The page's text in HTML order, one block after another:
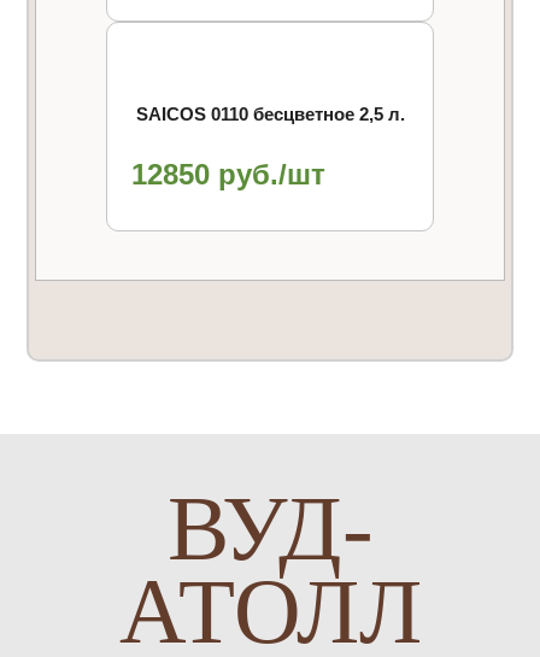
SAICOS 0110 бесцветное 2,5 л.
12850 руб./шт
ВУД-
АТОЛЛ